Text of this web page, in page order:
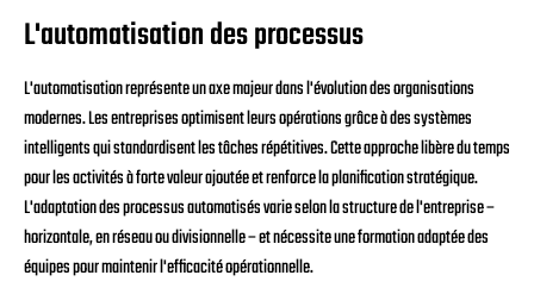
L'automatisation des processus
L'automatisation représente un axe majeur dans l'évolution des organisations
modernes. Les entreprises optimisent leurs opérations grâce à des systèmes
intelligents qui standardisent les tâches répétitives. Cette approche libère du temps
pour les activités à forte valeur ajoutée et renforce la planification stratégique.
L'adaptation des processus automatisés varie selon la structure de l'entreprise –
horizontale, en réseau ou divisionnelle – et nécessite une formation adaptée des
équipes pour maintenir l'efficacité opérationnelle.